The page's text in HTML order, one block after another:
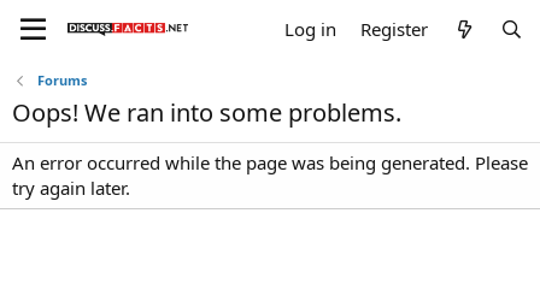
Log in Register
Forums
Oops! We ran into some problems.
An error occurred while the page was being generated. Please
try again later.